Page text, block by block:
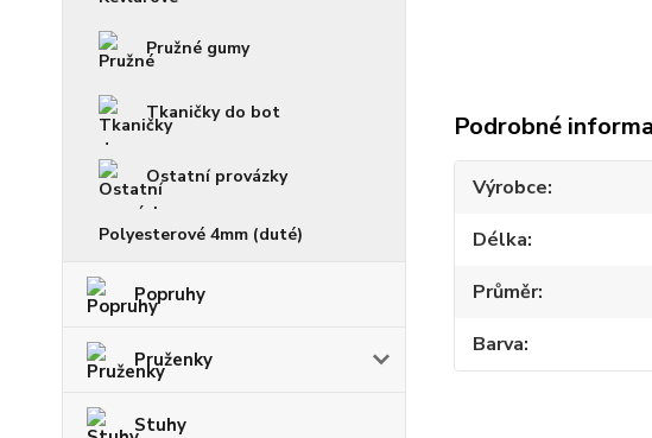
Pružné gumy
Tkaničky do bot
Ostatní provázky
Polyesterové 4mm (duté)
Popruhy
Pruženky
Stuhy
Podrobné
Výrobce
Délka
Průměr
Barva